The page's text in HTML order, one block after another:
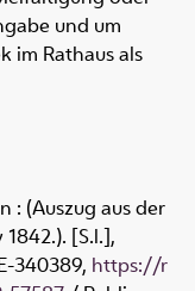
und um
im Rathaus als
: (Auszug aus der
[S.l.],
340389, https://r